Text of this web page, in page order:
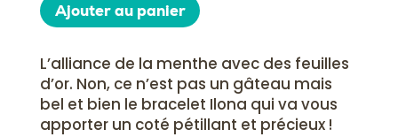
Ajouter au panier
L’alliance de la menthe avec des feuilles
d’or. Non, ce n’est pas un gâteau mais
bel et bien le bracelet Ilona qui va vous
apporter un coté pétillant et précieux !